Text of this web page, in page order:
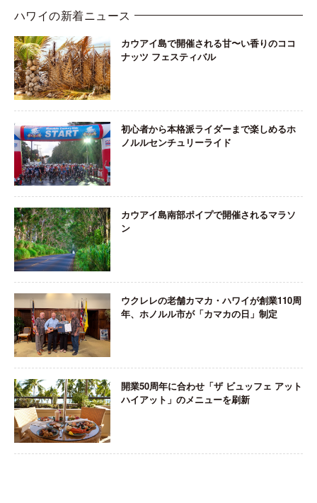
ハワイの新着ニュース
カウアイ島で開催される甘〜い香りのココ
ナッツ フェスティバル
初心者から本格派ライダーまで楽しめるホ
ノルルセンチュリーライド
カウアイ島南部ポイプで開催されるマラソ
ン
ウクレレの老舗カマカ・ハワイが創業110周
年、ホノルル市が「カマカの日」制定
開業50周年に合わせ「ザ ビュッフェ アット
ハイアット」のメニューを刷新